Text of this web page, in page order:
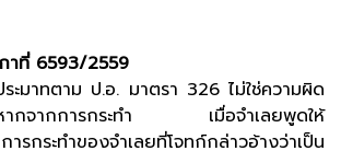
าที่ 6593/2559
ะมาทตาม ป.อ. มาตรา 326 ไม่ใช่ความผิด
หากจากการกระทำ เมื่อจำเลยพูดให้
กระทำของจำเลยที่โจทก์กล่าวอ้างว่าเป็น